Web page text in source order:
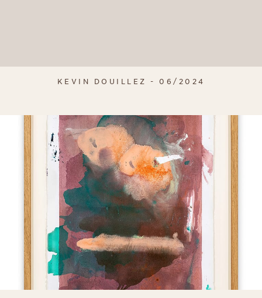
KEVIN DOUILLEZ - 06/2024